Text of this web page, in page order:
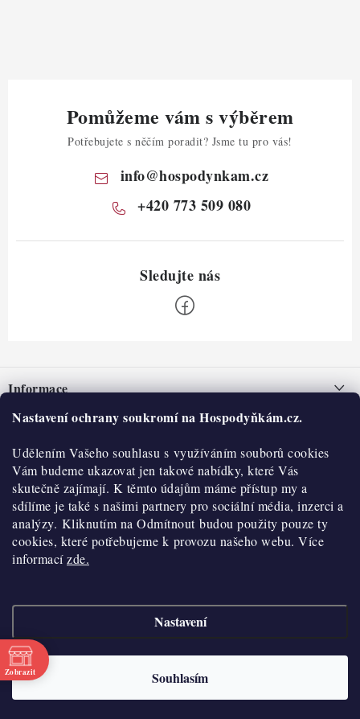
Nastavení ochrany soukromí na Hospodyňkám.cz.
Udělením Vašeho souhlasu s využíváním souborů cookies
Vám budeme ukazovat jen takové nabídky, které Vás
skutečně zajímají. K těmto údajům máme přístup my a
sdílíme je také s našimi partnery pro sociální média, inzerci a
analýzy. Kliknutím na Odmítnout budou použity pouze ty
cookies, které potřebujeme k provozu našeho webu. Více
informacízde.
Nastavení
Souhlasím
Pomůžeme vám s výběrem
Potřebujete s něčím poradit? Jsme tu pro vás!
info@hospodynkam.cz
+420 773 509 080
pInformace
Nepřevzetí zásilky na dobírku
Obchodní podmínky
Hodnocení obchodu
Blog
Moje objednávka
O nás
Historie
Kontakty
O nákupu
Reklamace a vratky
Výdejní místa
Velkoobchod
Doprava a platba
Vytvořil Shoptet
Copyright 2026
cookies
Zobrazit